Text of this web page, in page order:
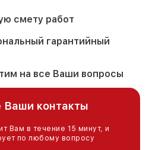
смету работ
гарантийный
на все Ваши вопросы
Ваши контакты
Вам в течение 15 минут, и
по любому вопросу